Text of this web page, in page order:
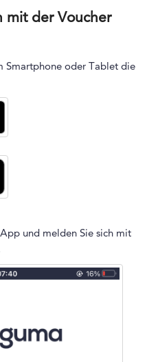
mit der Voucher
Smartphone oder Tablet die
und melden Sie sich mit